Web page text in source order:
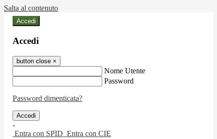
Salta al contenuto
Accedi
Accedi
button close ×
Nome Utente
Password
Password dimenticata?
-
Entra con SPID Entra con CIE